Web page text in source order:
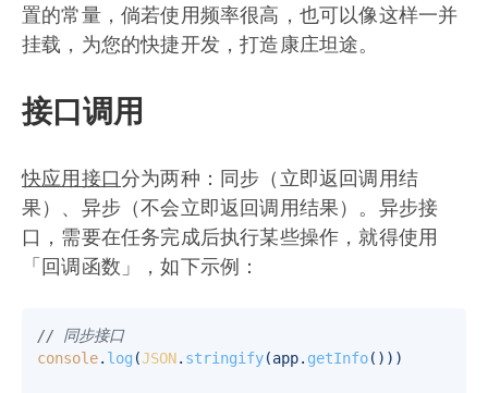
置的常量，倘若使用频率很高，也可以像这样一并
挂载，为您的快捷开发，打造康庄坦途。
接口调用
快应用接口分为两种：同步（立即返回调用结
果）、异步（不会立即返回调用结果）。异步接
口，需要在任务完成后执行某些操作，就得使用
「回调函数」，如下示例：
// 同步接口
console. log (JSON. stringify(app. getInfo()))